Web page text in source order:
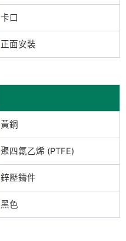
卡口
正面安裝
黃銅
聚四氟乙烯 (PTFE)
鋅壓鑄件
黑色